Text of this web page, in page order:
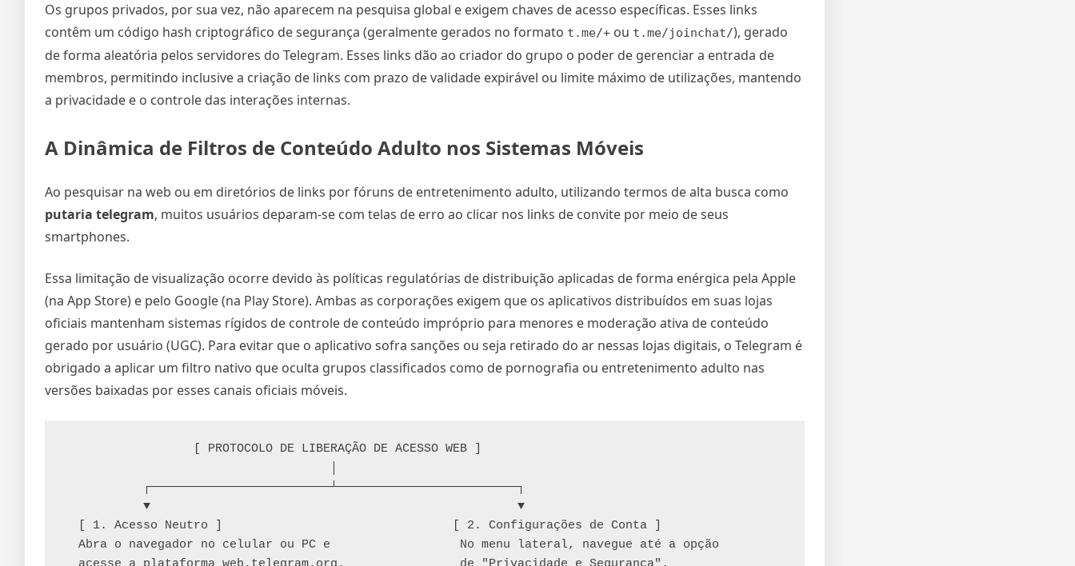
Os grupos privados, por sua vez, não aparecem na pesquisa global e exigem chaves de acesso específicas. Esses links
contêm um código hash criptográfico de segurança (geralmente gerados no formato t.me/+ ou t.me/joinchat/), gerado
de forma aleatória pelos servidores do Telegram. Esses links dão ao criador do grupo o poder de gerenciar a entrada de
membros, permitindo inclusive a criação de links com prazo de validade expirável ou limite máximo de utilizações, mantendo
a privacidade e o controle das interações internas.
A Dinâmica de Filtros de Conteúdo Adulto nos Sistemas Móveis
Ao pesquisar na web ou em diretórios de links por fóruns de entretenimento adulto, utilizando termos de alta busca como
putaria telegram, muitos usuários deparam-se com telas de erro ao clicar nos links de convite por meio de seus
smartphones.
Essa limitação de visualização ocorre devido às políticas regulatórias de distribuição aplicadas de forma enérgica pela Apple
(na App Store) e pelo Google (na Play Store). Ambas as corporações exigem que os aplicativos distribuídos em suas lojas
oficiais mantenham sistemas rígidos de controle de conteúdo impróprio para menores e moderação ativa de conteúdo
gerado por usuário (UGC). Para evitar que o aplicativo sofra sanções ou seja retirado do ar nessas lojas digitais, o Telegram é
obrigado a aplicar um filtro nativo que oculta grupos classificados como de pornografia ou entretenimento adulto nas
versões baixadas por esses canais oficiais móveis.